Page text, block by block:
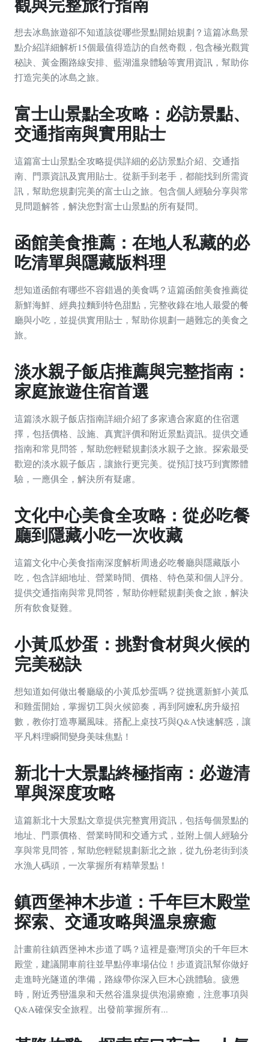
觀與完整旅行指南
想去冰島旅遊卻不知道該從哪些景點開始規劃？這篇冰島景
點介紹詳細解析15個最值得造訪的自然奇觀，包含極光觀賞
秘訣、黃金圈路線安排、藍湖溫泉體驗等實用資訊，幫助你
打造完美的冰島之旅。
富士山景點全攻略：必訪景點、
交通指南與實用貼士
這篇富士山景點全攻略提供詳細的必訪景點介紹、交通指
南、門票資訊及實用貼士。從新手到老手，都能找到所需資
訊，幫助您規劃完美的富士山之旅。包含個人經驗分享與常
見問題解答，解決您對富士山景點的所有疑問。
函館美食推薦：在地人私藏的必
吃清單與隱藏版料理
想知道函館有哪些不容錯過的美食嗎？這篇函館美食推薦從
新鮮海鮮、經典拉麵到特色甜點，完整收錄在地人最愛的餐
廳與小吃，並提供實用貼士，幫助你規劃一趟難忘的美食之
旅。
淡水親子飯店推薦與完整指南：
家庭旅遊住宿首選
這篇淡水親子飯店指南詳細介紹了多家適合家庭的住宿選
擇，包括價格、設施、真實評價和附近景點資訊。提供交通
指南和常見問答，幫助您輕鬆規劃淡水親子之旅。探索最受
歡迎的淡水親子飯店，讓旅行更完美。從預訂技巧到實際體
驗，一應俱全，解決所有疑慮。
文化中心美食全攻略：從必吃餐
廳到隱藏小吃一次收藏
這篇文化中心美食指南深度解析周邊必吃餐廳與隱藏版小
吃，包含詳細地址、營業時間、價格、特色菜和個人評分。
提供交通指南與常見問答，幫助你輕鬆規劃美食之旅，解決
所有飲食疑難。
小黃瓜炒蛋：挑對食材與火候的
完美秘訣
想知道如何做出餐廳級的小黃瓜炒蛋嗎？從挑選新鮮小黃瓜
和雞蛋開始，掌握切工與火候節奏，再到阿嬤私房升級招
數，教你打造專屬風味。搭配上桌技巧與Q&A快速解惑，讓
平凡料理瞬間變身美味焦點！
新北十大景點終極指南：必遊清
單與深度攻略
這篇新北十大景點文章提供完整實用資訊，包括每個景點的
地址、門票價格、營業時間和交通方式，並附上個人經驗分
享與常見問答，幫助您輕鬆規劃新北之旅，從九份老街到淡
水漁人碼頭，一次掌握所有精華景點！
鎮西堡神木步道：千年巨木殿堂
探索、交通攻略與溫泉療癒
計畫前往鎮西堡神木步道了嗎？這裡是臺灣頂尖的千年巨木
殿堂，建議開車前往並早點停車場佔位！步道資訊幫你做好
走進時光隧道的準備，路線帶你深入巨木心跳體驗。疲憊
時，附近秀巒溫泉和天然谷溫泉提供泡湯療癒，注意事項與
Q&A確保安全旅程。出發前掌握所有...